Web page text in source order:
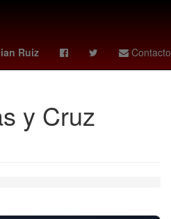
Ruiz Contacto
Amistosos
y Cruz